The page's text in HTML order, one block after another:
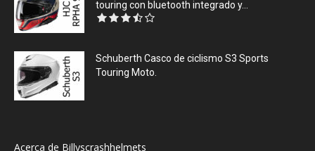
touring con bluetooth integrado y...
Schuberth Casco de ciclismo S3 Sports
Touring Moto.
Acerca de Billyscrashhelmets